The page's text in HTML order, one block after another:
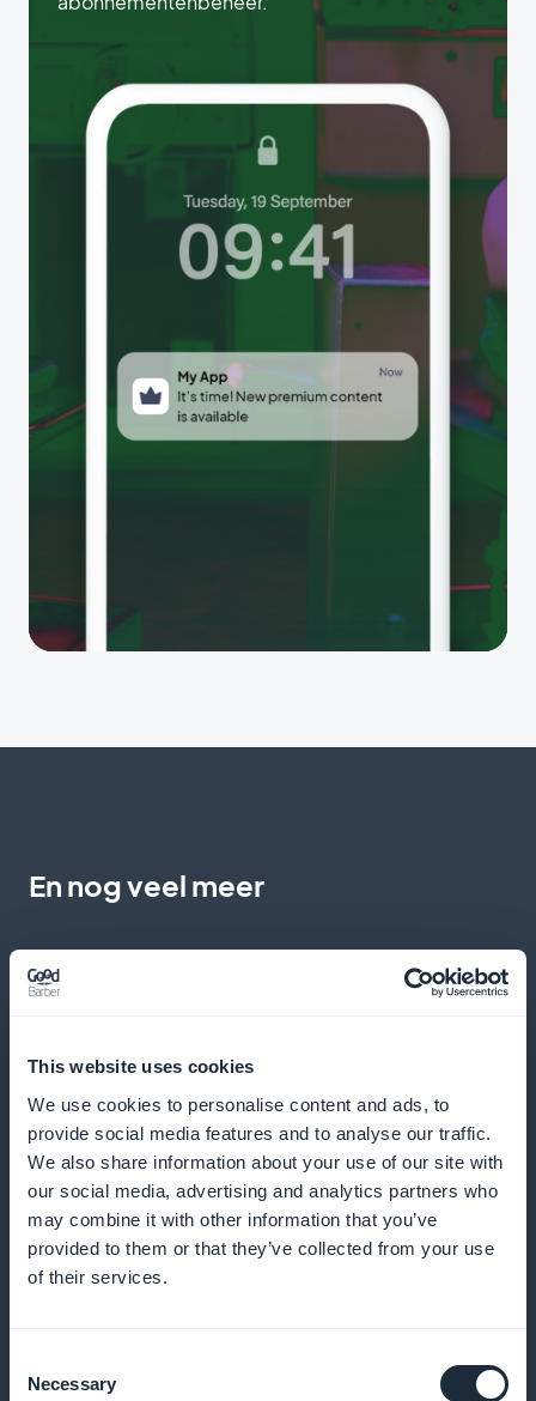
This website uses cookies
We use cookies to personalise content and ads, to
provide social media features and to analyse our traffic.
We also share information about your use of our site with
our social media, advertising and analytics partners who
may combine it with other information that you’ve
provided to them or that they’ve collected from your use
of their services.
Selection
Necessary
En nog veel meer
Gedetailleerde statistieken over
abonnees op inhoud voor gezins- en
kinderevenementen
Krijg toegang tot nauwkeurige analyses van je
abonnees en optimaliseer je contentstrategie
Widget voor abonnementenpromotie